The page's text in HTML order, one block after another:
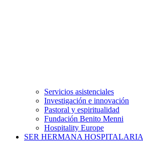
Servicios asistenciales
Investigación e innovación
Pastoral y espiritualidad
Fundación Benito Menni
Hospitality Europe
SER HERMANA HOSPITALARIA